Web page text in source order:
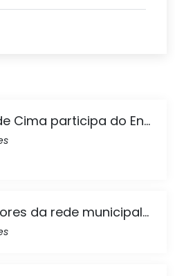
Cima participa do En...
da rede municipal...